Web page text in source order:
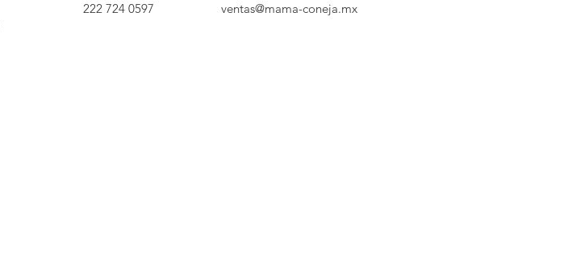
222 724 0597 ventas@mama-coneja.mx